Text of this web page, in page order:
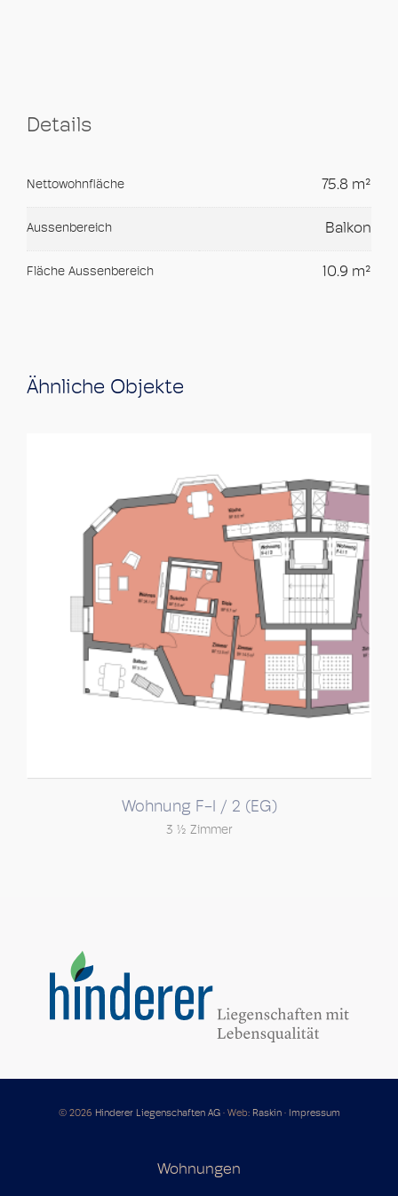
Details
Nettowohnfläche 75.8 m²
Aussenbereich Balkon
Fläche Aussenbereich 10.9 m²
Ähnliche Objekte
Wohnung F-I / 2 (EG)
3 ½ Zimmer
© 2026 Hinderer Liegenschaften AG· Web: Raskin· Impressum
Wohnungen